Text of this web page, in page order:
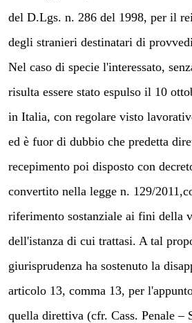
del D.Lgs. n. 286 del 1998, per il
degli stranieri destinatari di
Nel caso di specie l'interessato,
risulta essere stato espulso il 10
in Italia, con regolare visto
ed è fuor di dubbio che predetta
recepimento poi disposto con
convertito nella legge n. 129/
riferimento sostanziale ai fini della
dell'istanza di cui trattasi. A tal
giurisprudenza ha sostenuto la
articolo 13, comma 13, per
quella direttiva (cfr. Cass. Penale –